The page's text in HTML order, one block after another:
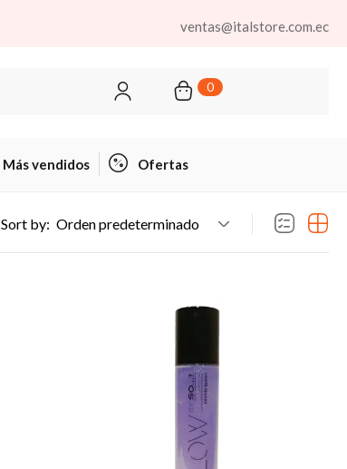
ventas@italstore.com.ec
0
Más vendidos Ofertas
Sort by: Orden predeterminado